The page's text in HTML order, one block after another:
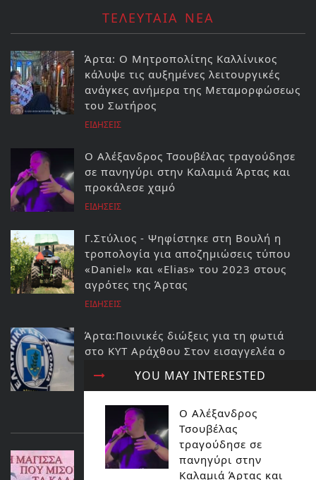
YOU MAY INTERESTED
Ο Αλέξανδρος
Τσουβέλας
τραγούδησε σε
πανηγύρι στην
Καλαμιά Άρτας και
ΤΕΛΕΥΤΑΙΑ ΝΕΑ
Άρτα: Ο Μητροπολίτης Καλλίνικος
κάλυψε τις αυξημένες λειτουργικές
ανάγκες ανήμερα της Μεταμορφώσεως
του Σωτήρος
ΕΙΔΗΣΕΙΣ
Ο Αλέξανδρος Τσουβέλας τραγούδησε
σε πανηγύρι στην Καλαμιά Άρτας και
προκάλεσε χαμό
ΕΙΔΗΣΕΙΣ
Γ.Στύλιος - Ψηφίστηκε στη Βουλή η
τροπολογία για αποζημιώσεις τύπου
«Daniel» και «Elias» του 2023 στους
αγρότες της Άρτας
ΕΙΔΗΣΕΙΣ
Άρτα:Ποινικές διώξεις για τη φωτιά
στο ΚΥΤ Αράχθου Στον εισαγγελέα ο
του ΔΕΔΔΗΕ
ΔΙΑΒΑΣΤΕ ΕΠΙΣΗΣ...
ΑΡΤΑ: ''ΦΡΙΚΑΝΤΕΛΑ'' ΑΠΟ ΤΟ
ΜΟΥΣΙΚΟ ΣΧΟΛΕΙΟ